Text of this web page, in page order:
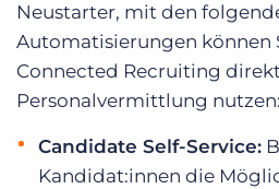
Neustarter, mit den
Automatisierungen können
Connected Recruiting
Personalvermittlung nutzen:
Candidate Self-Service:
Kandidat:innen die